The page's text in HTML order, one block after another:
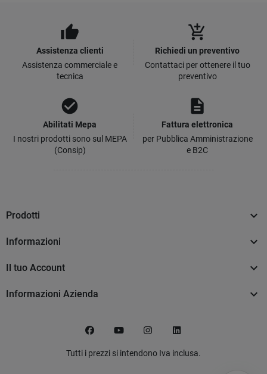
thumb_up
Assistenza clienti
Assistenza commerciale e
tecnica
add_shopping_cart
Richiedi un preventivo
Contattaci per ottenere il tuo
preventivo
check_circle
Abilitati Mepa
I nostri prodotti sono sul MEPA
(Consip)
description
Fattura elettronica
per Pubblica Amministrazione
e B2C
Prodotti 
Informazioni 
Il tuo Account 
Informazioni Azienda 
Tutti i prezzi si intendono Iva inclusa.